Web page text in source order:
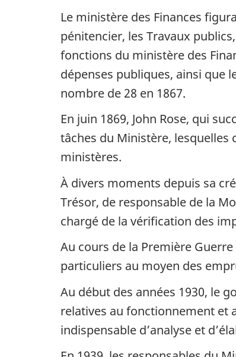
Le ministère des Finances
pénitencier, les Travaux
fonctions du ministère des
dépenses publiques, ainsi que
nombre de 28 en 1867.
En juin 1869, John Rose, qui
tâches du Ministère, lesquelles
ministères.
À divers moments depuis sa
Trésor, de responsable de la
chargé de la vérification des
Au cours de la Première
particuliers au moyen des
Au début des années 1930, le
relatives au fonctionnement et
indispensable d’analyse et